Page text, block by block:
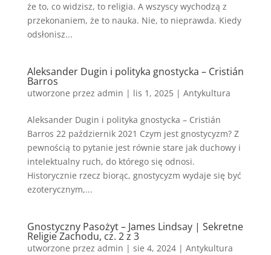
że to, co widzisz, to religia. A wszyscy wychodzą z
przekonaniem, że to nauka. Nie, to nieprawda. Kiedy
odsłonisz...
Aleksander Dugin i polityka gnostycka – Cristián
Barros
utworzone przez admin | lis 1, 2025| Antykultura
Aleksander Dugin i polityka gnostycka – Cristián
Barros 22 październik 2021 Czym jest gnostycyzm? Z
pewnością to pytanie jest równie stare jak duchowy i
intelektualny ruch, do którego się odnosi.
Historycznie rzecz biorąc, gnostycyzm wydaje się być
ezoterycznym,...
Gnostyczny Pasożyt – James Lindsay | Sekretne
Religie Zachodu, cz. 2 z 3
utworzone przez admin | sie 4, 2024| Antykultura